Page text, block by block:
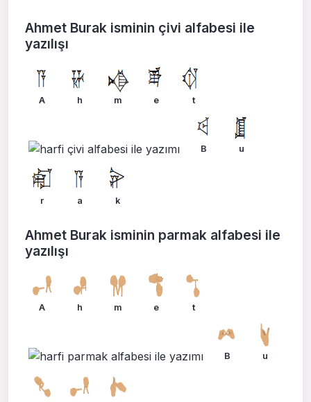
Ahmet Burak isminin çivi alfabesi ile
yazılışı
A h m e t
B u
r a k
Ahmet Burak isminin parmak alfabesi ile
yazılışı
A h m e t
B u